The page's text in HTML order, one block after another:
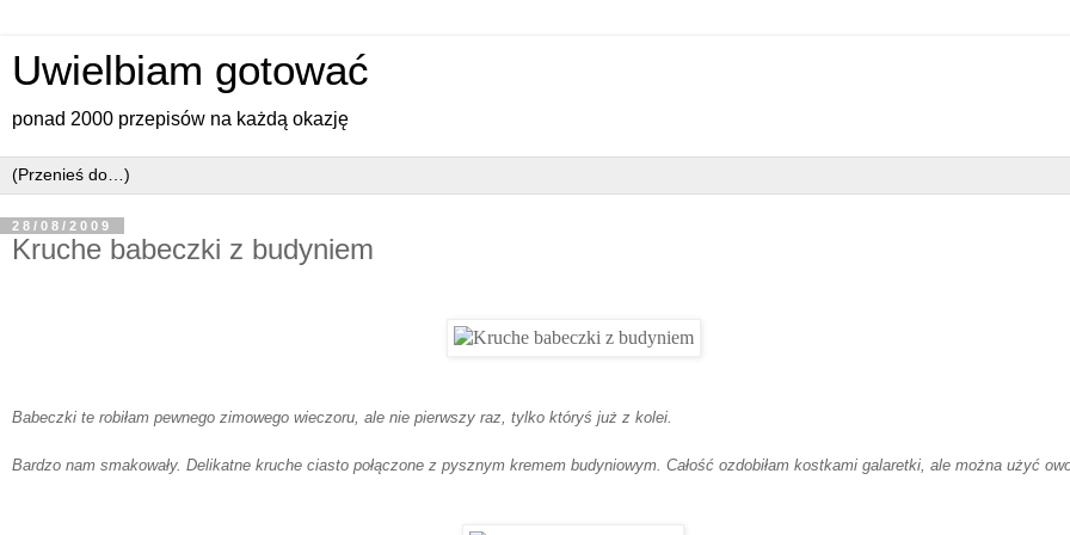
Uwielbiam gotować
ponad 2000 przepisów na każdą okazję
28/08/2009
Kruche babeczki z budyniem
Babeczki te robiłam pewnego zimowego wieczoru, ale nie pierwszy raz, tylko któryś już z kolei.
Bardzo nam smakowały. Delikatne kruche ciasto połączone z pysznym kremem budyniowym. Całość ozdobiłam kostkami galaretki, ale można użyć